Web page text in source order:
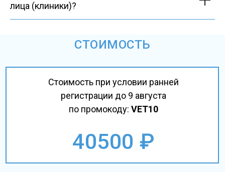
лица (клиники)?
СТОИМОСТЬ
40500 ₽
Стоимость при условии ранней
регистрации до 9 августа
по промокоду: VET10